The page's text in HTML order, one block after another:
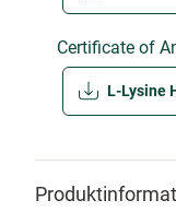
Certificate of
L-Lysine